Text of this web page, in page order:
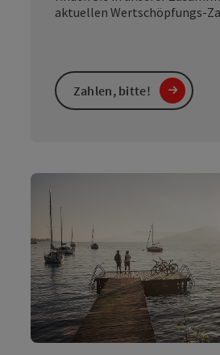
aktuellen Wertschöpfungs-
Zahlen, bitte!